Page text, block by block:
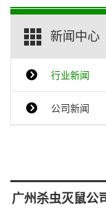
新闻中心
行业新闻
公司新闻
广州杀虫灭鼠公